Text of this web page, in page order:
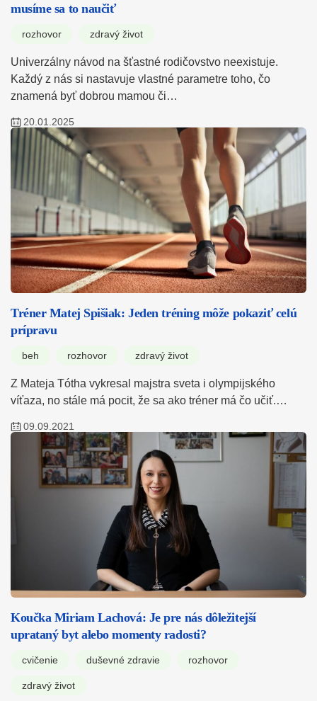
musíme sa to naučiť
rozhovor zdravý život
Univerzálny návod na šťastné rodičovstvo neexistuje.
Každý z nás si nastavuje vlastné parametre toho, čo
znamená byť dobrou mamou či…
20.01.2025
Tréner Matej Spišiak: Jeden tréning môže pokaziť celú
prípravu
beh rozhovor zdravý život
Z Mateja Tótha vykresal majstra sveta i olympijského
víťaza, no stále má pocit, že sa ako tréner má čo učiť.…
09.09.2021
Koučka Miriam Lachová: Je pre nás dôležitejší
uprataný byt alebo momenty radosti?
cvičenie duševné zdravie rozhovor
zdravý život